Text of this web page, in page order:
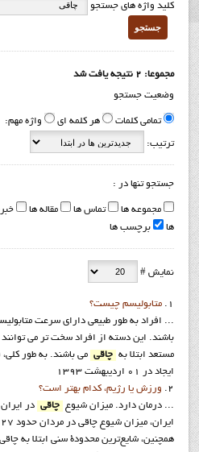
کلید واژه های جستجو
جستجو
مجموعا: 2 نتیجه یافت شد
وضعیت جستجو
تمامی کلمات هر کلمه ای واژه مهم:
ترتیب:
جستجو تنها در :
مجموعه ها تماس ها مقاله ها
ها
برچسب ها
نمایش #
1.
متابولیسم چیست؟
... افراد به طور طبیعی دارای سرعت
باشند. این دسته از افراد سخت تر می توانند
مستعد ابتلا به
چاقی می باشند. به طور
ایجاد در 01 ارديبهشت 1393
2.
ورزش يا رژيم، كدام بهتر است؟
... درمان دارد. میزان شیوع
چاقی در
همچنين، شايع‌ترين محدودة سني ابتلا به چاقي در مردان 40